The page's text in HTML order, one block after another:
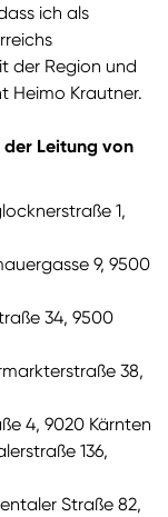
ich als
der Region und
Heimo Krautner.
der Leitung von
1,
9, 9500
34, 9500
38,
4, 9020 Kärnten
136,
Straße 82,